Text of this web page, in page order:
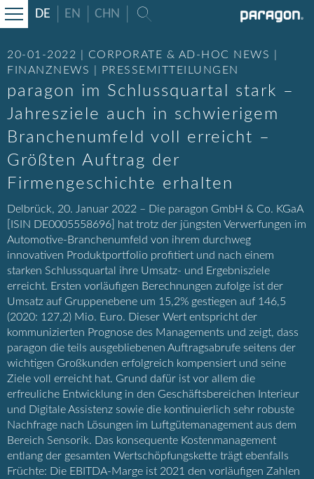
DE EN CHN
20-01-2022 | CORPORATE & AD-HOC NEWS |
FINANZNEWS | PRESSEMITTEILUNGEN
paragon im Schlussquartal stark –
Jahresziele auch in schwierigem
Branchenumfeld voll erreicht –
Größten Auftrag der
Firmengeschichte erhalten
Delbrück, 20. Januar 2022 – Die paragon GmbH & Co. KGaA
[ISIN DE0005558696] hat trotz der jüngsten Verwerfungen im
Automotive-Branchenumfeld von ihrem durchweg
innovativen Produktportfolio profitiert und nach einem
starken Schlussquartal ihre Umsatz- und Ergebnisziele
erreicht. Ersten vorläufigen Berechnungen zufolge ist der
Umsatz auf Gruppenebene um 15,2% gestiegen auf 146,5
(2020: 127,2) Mio. Euro. Dieser Wert entspricht der
kommunizierten Prognose des Managements und zeigt, dass
paragon die teils ausgebliebenen Auftragsabrufe seitens der
wichtigen Großkunden erfolgreich kompensiert und seine
Ziele voll erreicht hat. Grund dafür ist vor allem die
erfreuliche Entwicklung in den Geschäftsbereichen Interieur
und Digitale Assistenz sowie die kontinuierlich sehr robuste
Nachfrage nach Lösungen im Luftgütemanagement aus dem
Bereich Sensorik. Das konsequente Kostenmanagement
entlang der gesamten Wertschöpfungskette trägt ebenfalls
Früchte: Die EBITDA-Marge ist 2021 den vorläufigen Zahlen